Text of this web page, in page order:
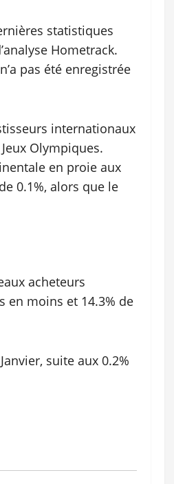
statistiques
Hometrack.
pas été enregistrée
internationaux
Olympiques.
en proie aux
0.1%, alors que le
acheteurs
en moins et 14.3% de
suite aux 0.2%